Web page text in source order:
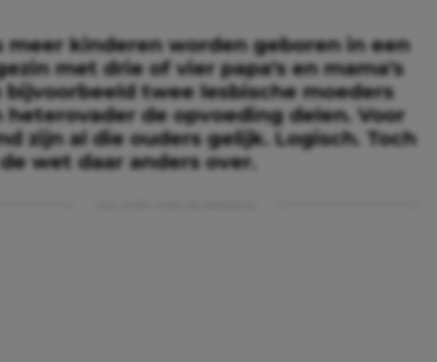
meer kinderen worden geboren in een
met drie of vier papa’s en mama’s
bijvoorbeeld twee lesbische moeders
heterovader de opvoeding delen. Voor
zijn al die ouders gelijk. Logisch. Toch
wet daar anders over.